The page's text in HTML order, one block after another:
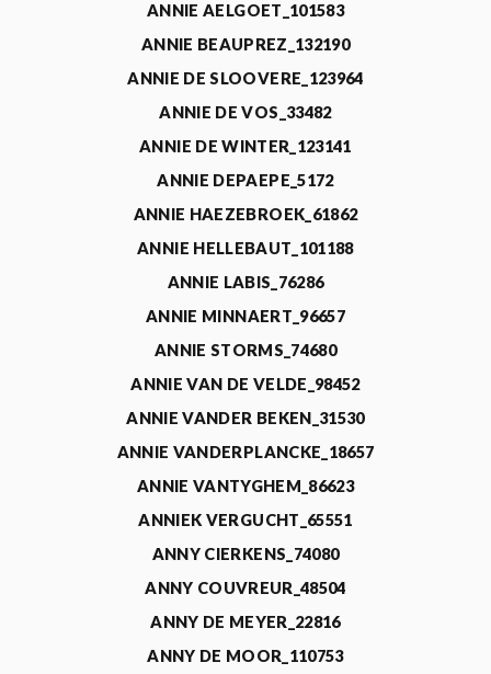
ANNIE AELGOET_101583
ANNIE BEAUPREZ_132190
ANNIE DE SLOOVERE_123964
ANNIE DE VOS_33482
ANNIE DE WINTER_123141
ANNIE DEPAEPE_5172
ANNIE HAEZEBROEK_61862
ANNIE HELLEBAUT_101188
ANNIE LABIS_76286
ANNIE MINNAERT_96657
ANNIE STORMS_74680
ANNIE VAN DE VELDE_98452
ANNIE VANDER BEKEN_31530
ANNIE VANDERPLANCKE_18657
ANNIE VANTYGHEM_86623
ANNIEK VERGUCHT_65551
ANNY CIERKENS_74080
ANNY COUVREUR_48504
ANNY DE MEYER_22816
ANNY DE MOOR_110753